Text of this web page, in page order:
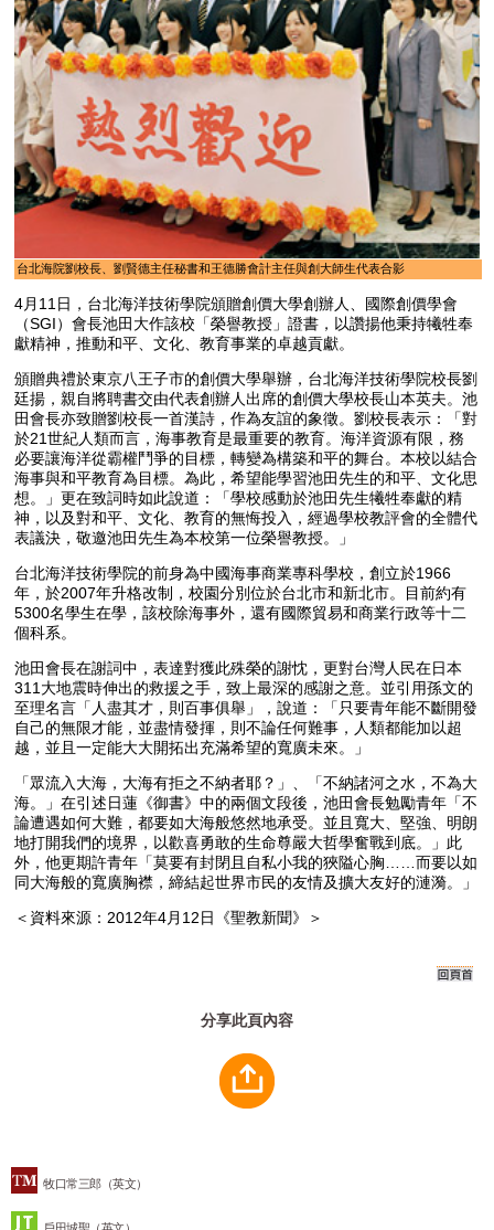
牧口常三郎（英文）
台北海院劉校長、劉賢德主任秘書和王德勝會計主任與創大師生代表合影
4月11日，台北海洋技術學院頒贈創價大學創辦人、國際創價學會
（SGI）會長池田大作該校「榮譽教授」證書，以讚揚他秉持犧牲奉
獻精神，推動和平、文化、教育事業的卓越貢獻。
頒贈典禮於東京八王子市的創價大學舉辦，台北海洋技術學院校長劉
廷揚，親自將聘書交由代表創辦人出席的創價大學校長山本英夫。池
田會長亦致贈劉校長一首漢詩，作為友誼的象徵。劉校長表示：「對
於21世紀人類而言，海事教育是最重要的教育。海洋資源有限，務
必要讓海洋從霸權鬥爭的目標，轉變為構築和平的舞台。本校以結合
海事與和平教育為目標。為此，希望能學習池田先生的和平、文化思
想。」更在致詞時如此說道：「學校感動於池田先生犧牲奉獻的精
神，以及對和平、文化、教育的無悔投入，經過學校教評會的全體代
表議決，敬邀池田先生為本校第一位榮譽教授。」
台北海洋技術學院的前身為中國海事商業專科學校，創立於1966
年，於2007年升格改制，校園分別位於台北市和新北市。目前約有
5300名學生在學，該校除海事外，還有國際貿易和商業行政等十二
個科系。
池田會長在謝詞中，表達對獲此殊榮的謝忱，更對台灣人民在日本
311大地震時伸出的救援之手，致上最深的感謝之意。並引用孫文的
至理名言「人盡其才，則百事俱舉」，說道：「只要青年能不斷開發
自己的無限才能，並盡情發揮，則不論任何難事，人類都能加以超
越，並且一定能大大開拓出充滿希望的寬廣未來。」
「眾流入大海，大海有拒之不納者耶？」、「不納諸河之水，不為大
海。」在引述日蓮《御書》中的兩個文段後，池田會長勉勵青年「不
論遭遇如何大難，都要如大海般悠然地承受。並且寬大、堅強、明朗
地打開我們的境界，以歡喜勇敢的生命尊嚴大哲學奮戰到底。」此
外，他更期許青年「莫要有封閉且自私小我的狹隘心胸……而要以如
同大海般的寬廣胸襟，締結起世界市民的友情及擴大友好的漣漪。」
＜資料來源：2012年4月12日《聖教新聞》＞
分享此頁內容